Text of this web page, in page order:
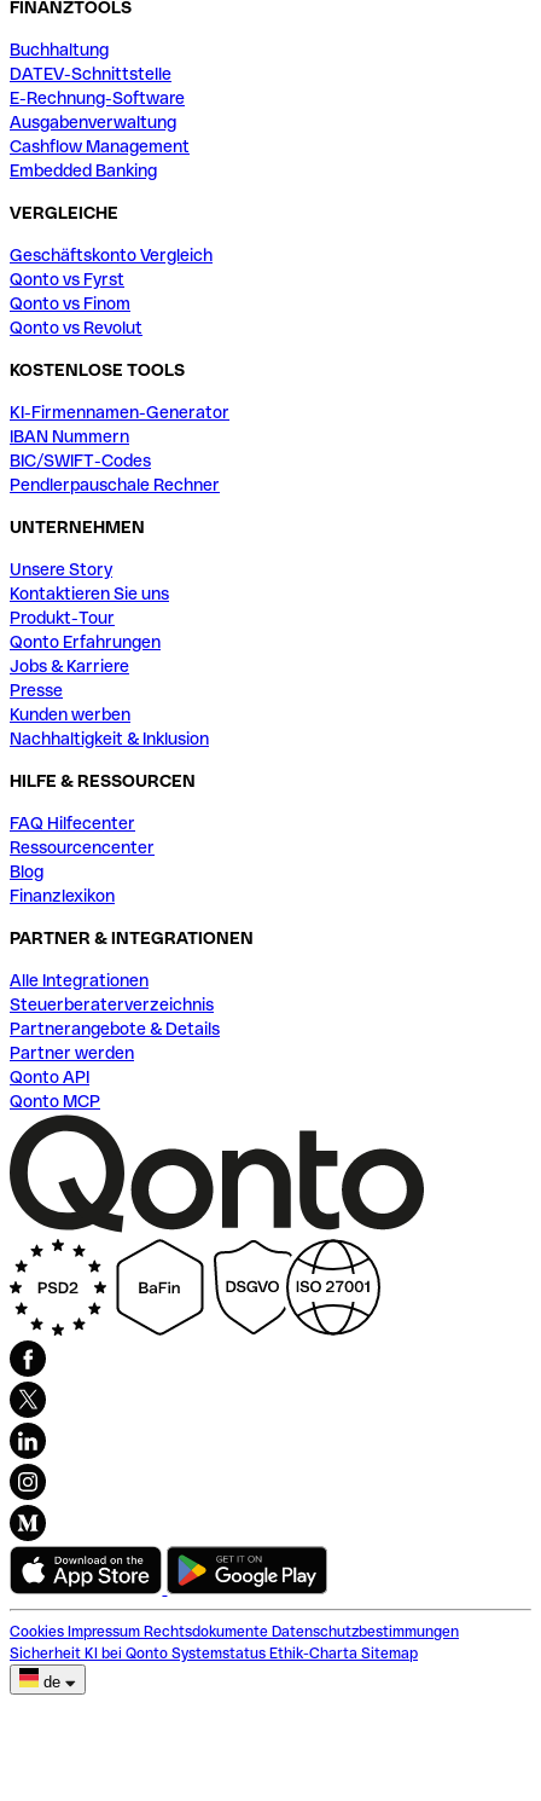
FINANZTOOLS
Buchhaltung
DATEV-Schnittstelle
E-Rechnung-Software
Ausgabenverwaltung
Cashflow Management
Embedded Banking
VERGLEICHE
Geschäftskonto Vergleich
Qonto vs Fyrst
Qonto vs Finom
Qonto vs Revolut
KOSTENLOSE TOOLS
KI-Firmennamen-Generator
IBAN Nummern
BIC/SWIFT-Codes
Pendlerpauschale Rechner
UNTERNEHMEN
Unsere Story
Kontaktieren Sie uns
Produkt-Tour
Qonto Erfahrungen
Jobs & Karriere
Presse
Kunden werben
Nachhaltigkeit & Inklusion
HILFE & RESSOURCEN
FAQ Hilfecenter
Ressourcencenter
Blog
Finanzlexikon
PARTNER & INTEGRATIONEN
Alle Integrationen
Steuerberaterverzeichnis
Partnerangebote & Details
Partner werden
Qonto API
Qonto MCP
Cookies Impressum Rechtsdokumente Datenschutzbestimmungen
Sicherheit KI bei Qonto Systemstatus Ethik-Charta Sitemap
de